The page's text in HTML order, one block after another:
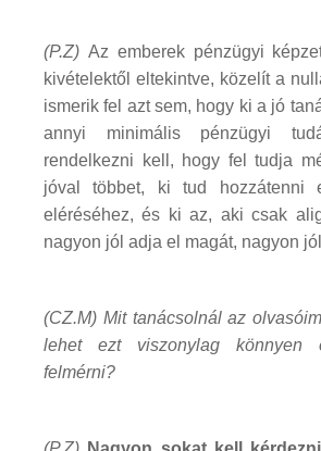
(P.Z) Az emberek pénzügyi
kivételektől eltekintve, közelít a
ismerik fel azt sem, hogy ki a jó
annyi minimális pénzügyi
rendelkezni kell, hogy fel tudja
jóval többet, ki tud hozzátenni
eléréséhez, és ki az, aki csak
nagyon jól adja el magát, nagyon
(CZ.M) Mit tanácsolnál az
lehet ezt viszonylag könnyen
felmérni?